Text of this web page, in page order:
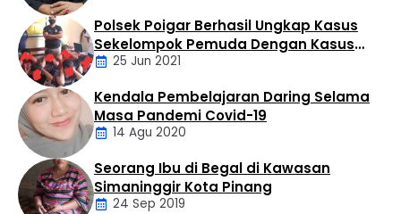
Artikel
Daerah
Polsek Poigar Berhasil Ungkap Kasus
Sekelompok Pemuda Dengan Kasus
Pencabulan
25 Jun 2021
Artikel
Kendala Pembelajaran Daring Selama
Masa Pandemi Covid-19
14 Agu 2020
Seorang Ibu di Begal di Kawasan
Simaninggir Kota Pinang
24 Sep 2019